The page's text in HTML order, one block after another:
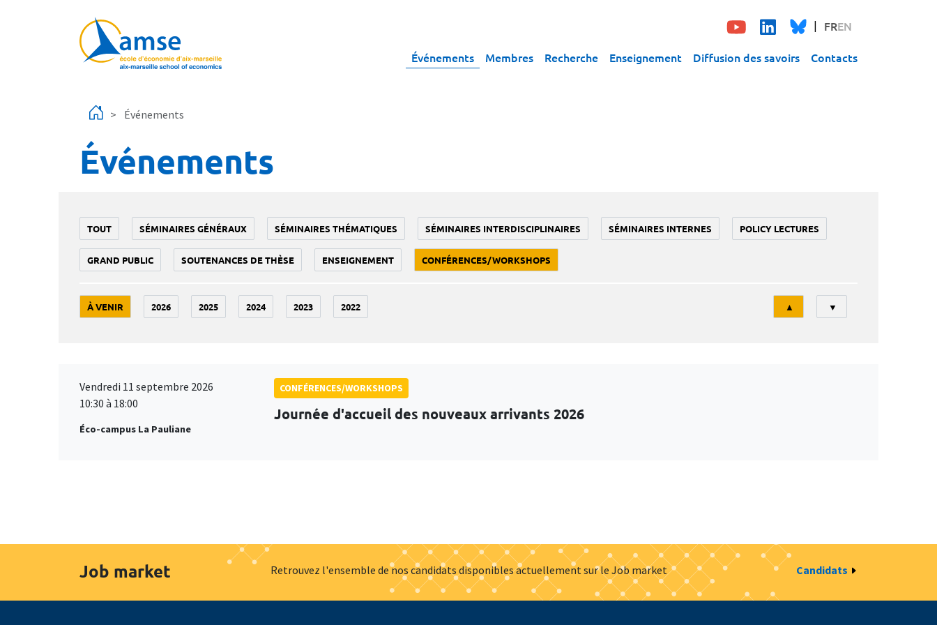
FREN
Événements Membres Recherche Enseignement Diffusion des savoirs Contacts
Événements
Événements
TOUT SÉMINAIRES GÉNÉRAUX SÉMINAIRES THÉMATIQUES SÉMINAIRES INTERDISCIPLINAIRES SÉMINAIRES INTERNES POLICY LECTURES
GRAND PUBLIC SOUTENANCES DE THÈSE ENSEIGNEMENT CONFÉRENCES/WORKSHOPS
À VENIR 2026 2025 2024 2023 2022
Tri
▲ ▼
Vendredi 11 septembre 2026
10:30 à 18:00
Éco-campus La Pauliane
CONFÉRENCES/WORKSHOPS
Journée d'accueil des nouveaux arrivants 2026
Job market Retrouvez l'ensemble de nos candidats disponibles actuellement sur le Job market Candidats